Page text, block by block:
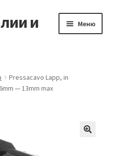
и
Меню
Pressacavo Lapp, in
— 13mm max